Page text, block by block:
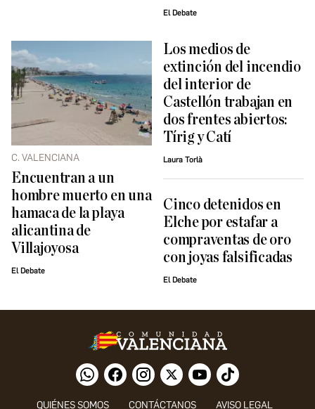
El Debate
C. VALENCIANA
Encuentran a un
hombre muerto en una
hamaca de la playa
alicantina de
Villajoyosa
El Debate
Los medios de
extinción del incendio
del interior de
Castellón trabajan en
dos frentes abiertos:
Tírig y Catí
Laura Torlà
Cinco detenidos en
Elche por estafar a
compraventas de oro
con joyas falsificadas
El Debate
QUIÉNES SOMOS CONTÁCTANOS AVISO LEGAL